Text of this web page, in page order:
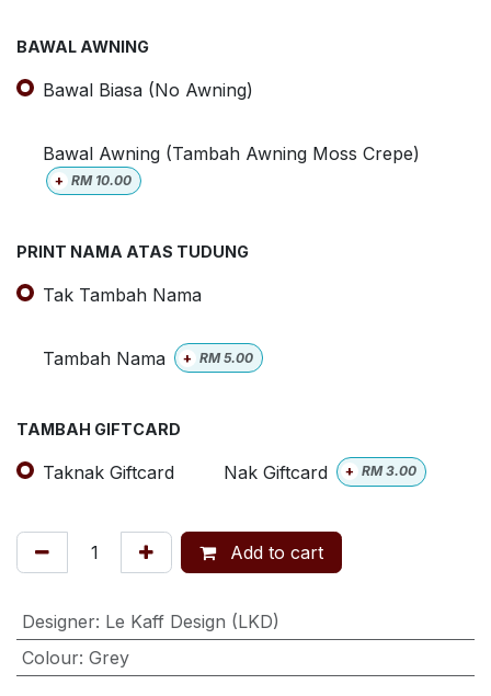
BAWAL AWNING
Bawal Biasa (No Awning)
Bawal Awning (Tambah Awning Moss Crepe)
+ RM 10.00
PRINT NAMA ATAS TUDUNG
Tak Tambah Nama
Tambah Nama + RM5.00
TAMBAH GIFTCARD
Taknak Giftcard Nak Giftcard + RM3.00
Add to cart
Designer: Le Kaff Design (LKD)
Colour: Grey